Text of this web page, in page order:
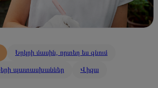
Երկրի մասին, որտեղ ես գնում
պատասխաններ Վիզա